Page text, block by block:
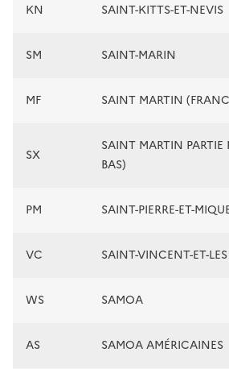
KN SAINT-KITTS-ET-NEVIS
SM SAINT-MARIN
MF SAINT MARTIN
SX
SAINT MARTIN PARTIE
BAS)
PM SAINT-PIERRE-ET-
VC SAINT-VINCENT-ET-
WS SAMOA
AS SAMOA AMÉRICAINES